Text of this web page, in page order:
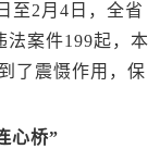
至2月4日，全省
法案件199起，本
了震慑作用，保
心桥”